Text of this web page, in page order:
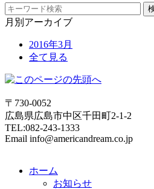
月別アーカイブ
2016年3月
全て見る
〒730-0052
広島県広島市中区千田町2-1-2
TEL:082-243-1333
Email info@americandream.co.jp
ホーム
お知らせ